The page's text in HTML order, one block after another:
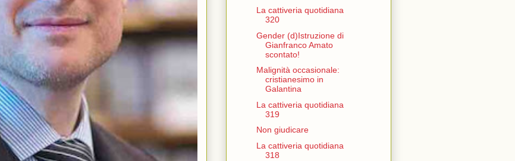
La cattiveria quotidiana
320
Gender (d)Istruzione di
Gianfranco Amato
scontato!
Malignità occasionale:
cristianesimo in
Galantina
La cattiveria quotidiana
319
Non giudicare
La cattiveria quotidiana
318